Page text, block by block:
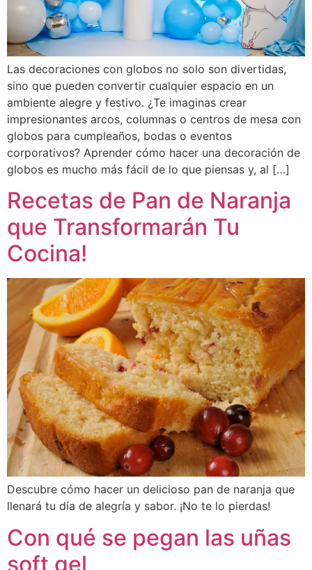
Las decoraciones con globos no solo son divertidas,
sino que pueden convertir cualquier espacio en un
ambiente alegre y festivo. ¿Te imaginas crear
impresionantes arcos, columnas o centros de mesa con
globos para cumpleaños, bodas o eventos
corporativos? Aprender cómo hacer una decoración de
globos es mucho más fácil de lo que piensas y, al […]
Recetas de Pan de Naranja
que Transformarán Tu
Cocina!
Descubre cómo hacer un delicioso pan de naranja que
llenará tu día de alegría y sabor. ¡No te lo pierdas!
Con qué se pegan las uñas
soft gel